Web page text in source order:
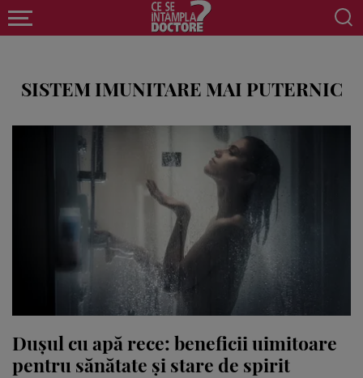
SISTEM IMUNITARE MAI PUTERNIC
Dușul cu apă rece: beneficii uimitoare
pentru sănătate și stare de spirit